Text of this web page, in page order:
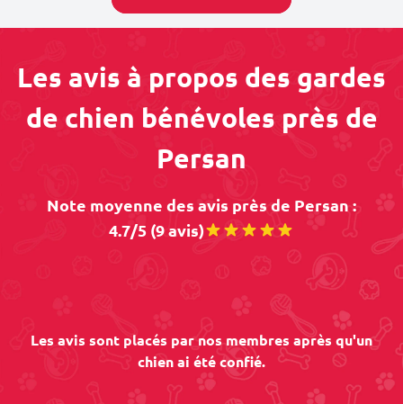
Les avis à propos des gardes
de chien bénévoles près de
Persan
Note moyenne des avis près de Persan :
4.7/5 (9 avis)
Les avis sont placés par nos membres après qu'un
chien ai été confié.